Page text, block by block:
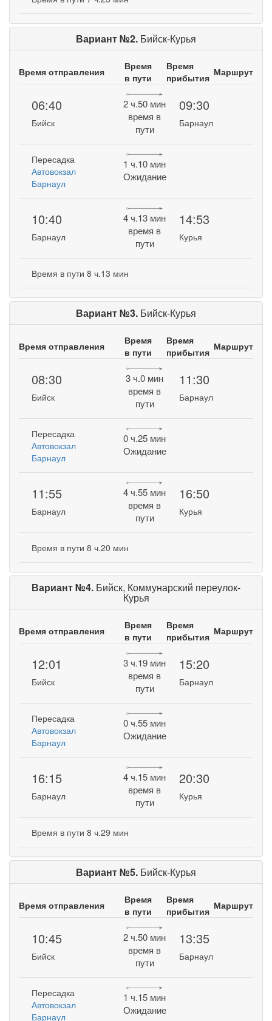
Вариант №2. Бийск-Курья
Время отправления
Время
в пути
Время
прибытия Маршрут
06:40
Бийск
2 ч.50 мин
время в
пути
09:30
Барнаул
Пересадка
Автовокзал
Барнаул
1 ч.10 мин
Ожидание
10:40
Барнаул
4 ч.13 мин
время в
пути
14:53
Курья
Время в пути 8 ч.13 мин
Вариант №3. Бийск-Курья
Время отправления
Время
в пути
Время
прибытия Маршрут
08:30
Бийск
3 ч.0 мин
время в
пути
11:30
Барнаул
Пересадка
Автовокзал
Барнаул
0 ч.25 мин
Ожидание
11:55
Барнаул
4 ч.55 мин
время в
пути
16:50
Курья
Время в пути 8 ч.20 мин
Вариант №4. Бийск, Коммунарский переулок-
Курья
Время отправления
Время
в пути
Время
прибытия Маршрут
12:01
Бийск
3 ч.19 мин
время в
пути
15:20
Барнаул
Пересадка
Автовокзал
Барнаул
0 ч.55 мин
Ожидание
16:15
Барнаул
4 ч.15 мин
время в
пути
20:30
Курья
Время в пути 8 ч.29 мин
Вариант №5. Бийск-Курья
Время отправления
Время
в пути
Время
прибытия Маршрут
10:45
Бийск
2 ч.50 мин
время в
пути
13:35
Барнаул
Пересадка
Автовокзал
Барнаул
1 ч.15 мин
Ожидание